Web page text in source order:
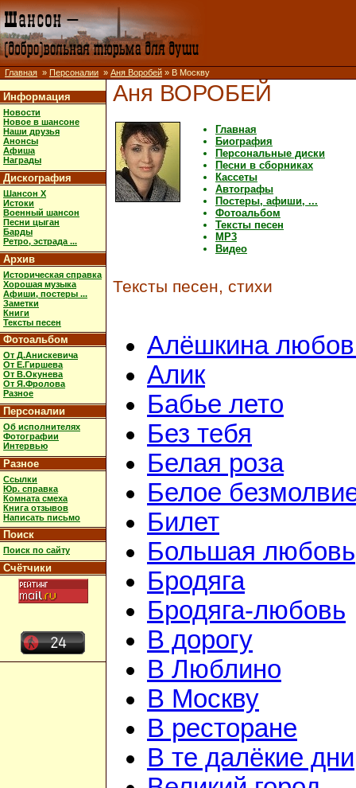
Главная » Персоналии » Аня Воробей » В Москву
Информация
Новости
Новое в шансоне
Наши друзья
Анонсы
Афиша
Награды
Дискография
Шансон X
Истоки
Военный шансон
Песни цыган
Барды
Ретро, эстрада ...
Архив
Историческая справка
Хорошая музыка
Афиши, постеры ...
Заметки
Книги
Тексты песен
Фотоальбом
От Д.Анискевича
От Е.Гиршева
От В.Окунева
От Я.Фролова
Разное
Персоналии
Об исполнителях
Фотографии
Интервью
Разное
Ссылки
Юр. справка
Комната смеха
Книга отзывов
Написать письмо
Поиск
Поиск по сайту
Счётчики
Аня ВОРОБЕЙ
Главная
Биография
Персональные диски
Песни в сборниках
Кассеты
Автографы
Постеры, афиши, ...
Фотоальбом
Тексты песен
MP3
Видео
Тексты песен, стихи
Алёшкина
Алик
Бабье лето
Без тебя
Белая роза
Белое
Билет
Большая любовь
Бродяга
Бродяга-любовь
В дорогу
В Люблино
В Москву
В ресторане
В те далёкие дни